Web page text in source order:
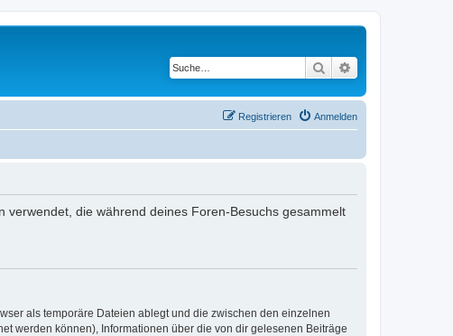
Suche
Anmelden
Registrieren
verwendet, die während deines Foren-Besuchs gesammelt
als temporäre Dateien ablegt und die zwischen den einzelnen
werden können), Informationen über die von dir gelesenen Beiträge